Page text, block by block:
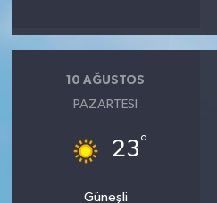
10 AĞUSTOS
PAZARTESI
23°
Güneşli